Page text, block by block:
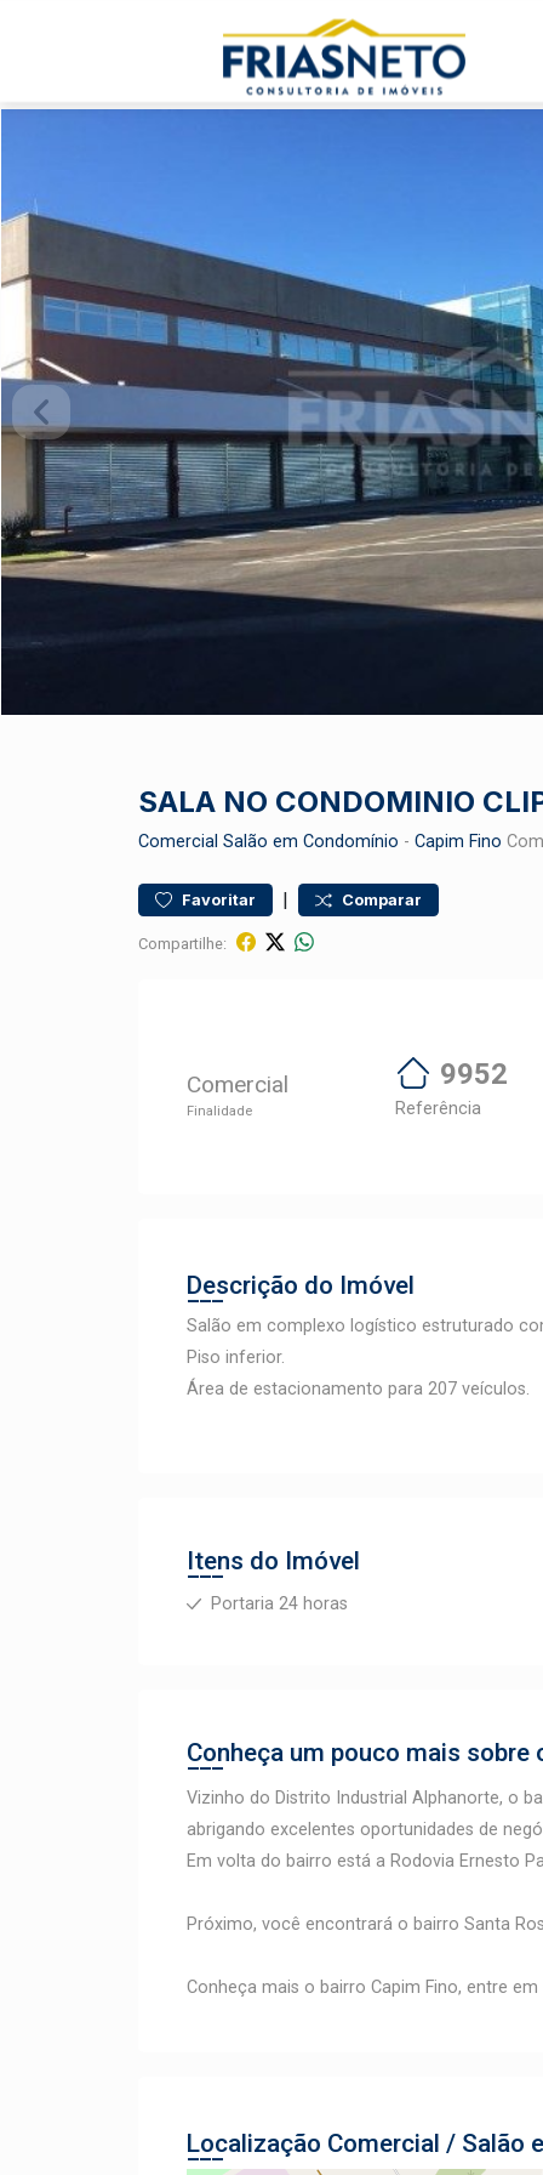
SALA NO CONDOMINIO
Comercial Salão em Condomínio - Capim Fino
Favoritar | Comparar
Compartilhe:
Comercial
Finalidade
9952
Referência
Descrição do Imóvel
Salão em complexo logístico estruturado
Piso inferior.
Área de estacionamento para 207 veículos.
Itens do Imóvel
Portaria 24 horas
Conheça um pouco mais sobre
Vizinho do Distrito Industrial Alphanorte, o
abrigando excelentes oportunidades de
Em volta do bairro está a Rodovia Ernesto
Próximo, você encontrará o bairro Santa
Conheça mais o bairro Capim Fino, entre
Localização Comercial / Salão